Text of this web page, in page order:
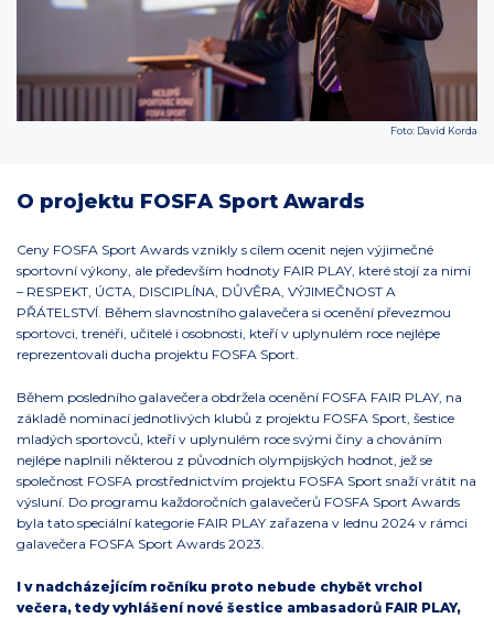
Foto: David Korda
O projektu FOSFA Sport Awards
Ceny FOSFA Sport Awards vznikly s cílem ocenit nejen výjimečné
sportovní výkony, ale především hodnoty FAIR PLAY, které stojí za nimi
– RESPEKT, ÚCTA, DISCIPLÍNA, DŮVĚRA, VÝJIMEČNOST A
PŘÁTELSTVÍ. Během slavnostního galavečera si ocenění převezmou
sportovci, trenéři, učitelé i osobnosti, kteří v uplynulém roce nejlépe
reprezentovali ducha projektu FOSFA Sport.
Během posledního galavečera obdržela ocenění FOSFA FAIR PLAY, na
základě nominací jednotlivých klubů z projektu FOSFA Sport, šestice
mladých sportovců, kteří v uplynulém roce svými činy a chováním
nejlépe naplnili některou z původních olympijských hodnot, jež se
společnost FOSFA prostřednictvím projektu FOSFA Sport snaží vrátit na
výsluní. Do programu každoročních galavečerů FOSFA Sport Awards
byla tato speciální kategorie FAIR PLAY zařazena v lednu 2024 v rámci
galavečera FOSFA Sport Awards 2023.
I v nadcházejícím ročníku proto nebude chybět vrchol
večera, tedy vyhlášení nové šestice ambasadorů FAIR PLAY,